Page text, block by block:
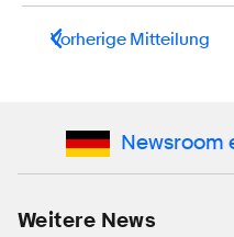
Vorherige Mitteilung
Newsroom
Weitere News